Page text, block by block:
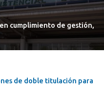
cumplimiento de gestión,
de doble titulación para